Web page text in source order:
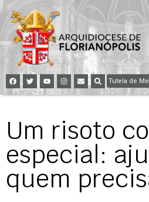
Tutela de
Um risoto
especial:
quem